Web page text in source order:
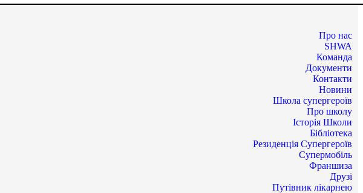
Про нас
SHWA
Команда
Документи
Контакти
Новини
Школа супергероїв
Про школу
Історія Школи
Бібліотека
Резиденція Супергероїв
Супермобіль
Франшиза
Друзі
Путівник лікарнею